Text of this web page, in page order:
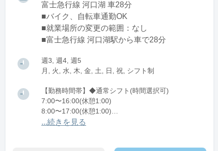
富士急行線 河口湖 車28分
■バイク、自転車通勤OK
■就業場所の変更の範囲：なし
■富士急行線 河口湖駅から車で28分
週3, 週4, 週5
月, 火, 水, 木, 金, 土, 日, 祝, シフト制
【勤務時間帯】◆通常シフト(時間選択可)
7:00〜16:00(休憩1:00)
8:00〜17:00(休憩1:00)
12:00〜21:00(休憩1:00)
...続きを見る